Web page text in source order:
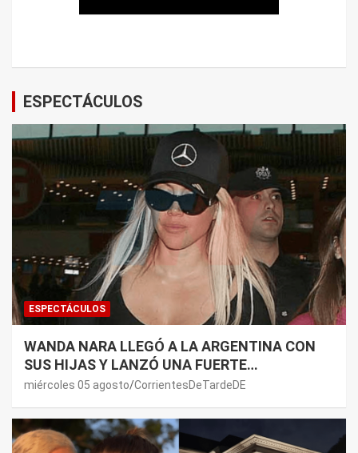
ESPECTÁCULOS
ESPECTÁCULOS
WANDA NARA LLEGÓ A LA ARGENTINA CON
SUS HIJAS Y LANZÓ UNA FUERTE
PREMONICIÓN SOBRE MAURO ICARDI
miércoles 05 agosto CorrientesDeTardeDE